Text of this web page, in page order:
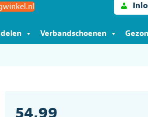
Verbandschoenen
54,99